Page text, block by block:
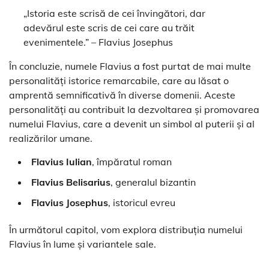
„Istoria este scrisă de cei învingători, dar
adevărul este scris de cei care au trăit
evenimentele.” – Flavius Josephus
În concluzie, numele Flavius a fost purtat de mai multe
personalități istorice remarcabile, care au lăsat o
amprentă semnificativă în diverse domenii. Aceste
personalități au contribuit la dezvoltarea și promovarea
numelui Flavius, care a devenit un simbol al puterii și al
realizărilor umane.
Flavius Iulian, împăratul roman
Flavius Belisarius, generalul bizantin
Flavius Josephus, istoricul evreu
În următorul capitol, vom explora distribuția numelui
Flavius în lume și variantele sale.